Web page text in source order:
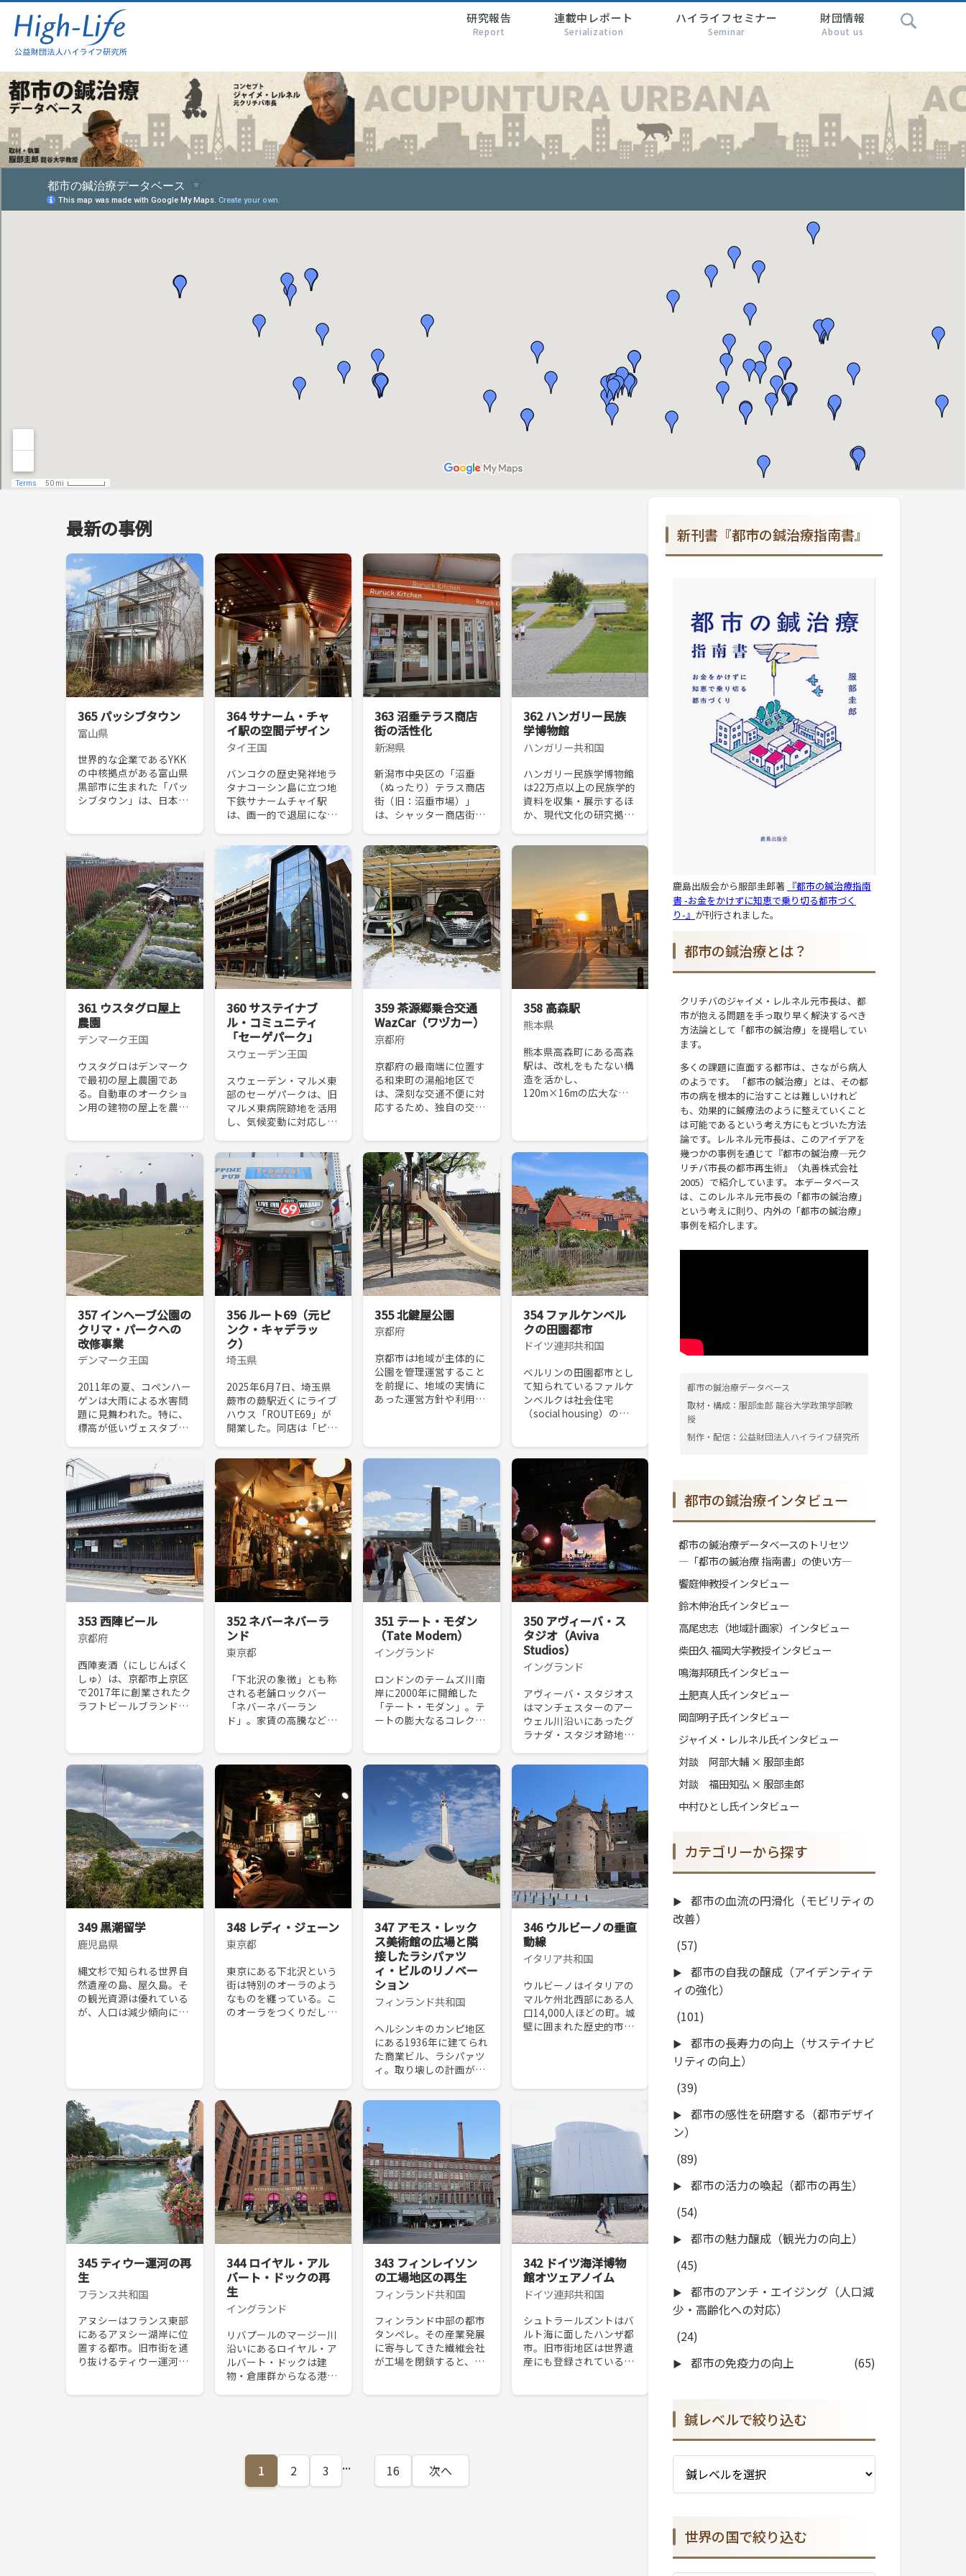
研究報告
Report
連載中レポート
Serialization
ハイライフセミナー
Seminar
財団情報
About us
最新の事例
365 パッシブタウン
富山県
世界的な企業であるYKK
の中核拠点がある富山県
黒部市に生まれた「パッ
シブタウン」は、日本で
を、企業の意志で実現さ
せた。YKKは施主・地
主...
364 サナーム・チャ
イ駅の空間デザイン
タイ王国
バンコクの歴史発祥地ラ
タナコーシン島に立つ地
下鉄サナームチャイ駅
は、画一的で退屈になり
地の記憶が宿る「ハレ」
の場へと一変させた。タ
イ伝統建築の研究者ピン
ヨー・スワンキリはチャ
クリ...
363 沼垂テラス商店
街の活性化
新潟県
新潟市中央区の「沼垂
（ぬったり）テラス商店
街（旧：沼垂市場）」
は、シャッター商店街と
が、不死鳥のように再生
を遂げた。きっかけは、
居酒屋を営む田村寛氏が
市場の長屋を借り、ソフ
トクリ...
362 ハンガリー民族
学博物館
ハンガリー共和国
ハンガリー民族学博物館
は22万点以上の民族学的
資料を収集・展示するほ
か、現代文化の研究拠点
の中に建つ、あたかも地
ようなシンボル性の極め
て高い建築。強烈なラ
361 ウスタグロ屋上
農園
デンマーク王国
ウスタグロはデンマーク
で最初の屋上農園であ
る。自動車のオークショ
ン用の建物の屋上を農園
などが育てられているほ
か、温室やミツバチの巣
箱など...
360 サステイナブ
ル・コミュニティ
「セーゲパーク」
スウェーデン王国
スウェーデン・マルメ東
部のセーゲパークは、旧
マルメ東病院跡地を活用
し、気候変動に対応した
生エネルギー活用や雨水
再利用、生活道具のシェ
ア、都市農業など、多面
的...
359 茶源郷乗合交通
WazCar（ワヅカー）
京都府
京都府の最南端に位置す
る和束町の湯船地区で
は、深刻な交通不便に対
応するため、独自の交通
ー）」が導入された。そ
の背景には高齢者率
49.8%の町で免許...
358 高森駅
熊本県
熊本県高森町にある高森
駅は、改札をもたない構
造を活かし、
120m×16mの広大なプ
ロッコ列車の体験の強
化、地域交...
357 インヘーブ公園の
クリマ・パークへの
改修事業
デンマーク王国
2011年の夏、コペンハー
ゲンは大雨による水害問
題に見舞われた。特に、
標高が低いヴェスタブロ
じ、被害額も膨大なもの
となった。これは単発的
な水害というよりも地球
温暖化の影響が大きく...
356 ルート69（元ピ
ンク・キャデラッ
ク）
埼玉県
2025年6月7日、埼玉県
蕨市の蕨駅近くにライブ
ハウス「ROUTE69」が
開業した。同店は「ピン
「ハニーフラッシュ」の
系譜を継ぎ、日本でも稀
有な“客同士によるロッ
ク・セッション”文...
355 北鍵屋公園
京都府
京都市は地域が主体的に
公園を管理運営すること
を前提に、地域の実情に
あった運営方針や利用ル
354 ファルケンベル
クの田園都市
ドイツ連邦共和国
ベルリンの田園都市とし
て知られているファルケ
ンベルクは社会住宅
（social housing）の初
地を目指し、当時まだ無
名であった...
353 西陣ビール
京都府
西陣麦酒（にしじんばく
しゅ）は、京都市上京区
で2017年に創業されたク
ラフトビールブランド。
理、上質の味や香りの...
352 ネバーネバーラ
ンド
東京都
「下北沢の象徴」とも称
される老舗ロックバー
「ネバーネバーラン
ド」。家賃の高騰などで
だ。「下北沢に恩義があ
る」と語る下平氏は下北
沢のプ...
351 テート・モダン
（Tate Modern）
イングランド
ロンドンのテームズ川南
岸に2000年に開館した
「テート・モダン」。テ
ートの膨大なるコレクシ
館者数は4,000万人を超
え、ロンドンへの...
350 アヴィーバ・ス
タジオ（Aviva
Studios）
イングランド
アヴィーバ・スタジオス
はマンチェスターのアー
ウェル川沿いにあったグ
ラナダ・スタジオ跡地に
楽、芸術を包含した文化
ターはミュージシャンを
輩出するという観点で...
349 黒潮留学
鹿児島県
縄文杉で知られる世界自
然遺産の島、屋久島。そ
の観光資源は優れている
が、人口は減少傾向にあ
れる...
348 レディ・ジェーン
東京都
東京にある下北沢という
街は特別のオーラのよう
なものを纏っている。こ
のオーラをつくりだして
347 アモス・レック
ス美術館の広場と隣
接したラシパァツ
ィ・ビルのリノベー
ション
フィンランド共和国
ヘルシンキのカンピ地区
にある1936年に建てられ
た商業ビル、ラシパァツ
ィ。取り壊しの計画が持
このビルはアモス・レッ
クス美術館として生...
346 ウルビーノの垂直
動線
イタリア共和国
ウルビーノはイタリアの
マルケ州北西部にある人
口14,000人ほどの町。城
壁に囲まれた歴史的市街
345 ティウー運河の再
生
フランス共和国
アヌシーはフランス東部
にあるアヌシー湖岸に位
置する都市。旧市街を通
り抜けるティウー運河は
344 ロイヤル・アル
バート・ドックの再
生
イングランド
リバプールのマージー川
沿いにあるロイヤル・ア
ルバート・ドックは建
物・倉庫群からなる港湾
343 フィンレイソン
の工場地区の再生
フィンランド共和国
フィンランド中部の都市
タンペレ。その産業発展
に寄与してきた繊維会社
が工場を閉鎖すると、都
342 ドイツ海洋博物
館オツェアノイム
ドイツ連邦共和国
シュトラールズントはバ
ルト海に面したハンザ都
市。旧市街地区は世界遺
産にも登録されている。
1 2 3 ... 16 次へ
新刊書『都市の鍼治療指南書』
鹿島出版会から服部圭郎著 『都市の鍼治療指南
書 -お金をかけずに知恵で乗り切る都市づく
り-』 が刊行されました。
都市の鍼治療とは？
クリチバのジャイメ・レルネル元市長は、都
市が抱える問題を手っ取り早く解決するべき
方法論として「都市の鍼治療」を提唱してい
ます。
多くの課題に直面する都市は、さながら病人
のようです。 「都市の鍼治療」とは、その都
市の病を根本的に治すことは難しいけれど
も、効果的に鍼療法のように整えていくこと
は可能であるという考え方にもとづいた方法
論です。レルネル元市長は、このアイデアを
幾つかの事例を通じて『都市の鍼治療―元ク
リチバ市長の都市再生術』（丸善株式会社
2005）で紹介しています。 本データベース
は、このレルネル元市長の「都市の鍼治療」
という考えに則り、内外の「都市の鍼治療」
事例を紹介します。
都市の鍼治療データベース
取材・構成：服部圭郎 龍谷大学政策学部教
授
制作・配信：公益財団法人ハイライフ研究所
都市の鍼治療インタビュー
都市の鍼治療データベースのトリセツ
―「都市の鍼治療 指南書」の使い方―
饗庭伸教授インタビュー
鈴木伸治氏インタビュー
高尾忠志（地域計画家）インタビュー
柴田久 福岡大学教授インタビュー
鳴海邦碩氏インタビュー
土肥真人氏インタビュー
岡部明子氏インタビュー
ジャイメ・レルネル氏インタビュー
対談 阿部大輔 × 服部圭郎
対談 福田知弘 × 服部圭郎
中村ひとし氏インタビュー
カテゴリーから探す
都市の血流の円滑化（モビリティの
改善）
(57)
都市の自我の醸成（アイデンティテ
ィの強化）
(101)
都市の長寿力の向上（サステイナビ
リティの向上）
(39)
都市の感性を研磨する（都市デザイ
ン）
(89)
都市の活力の喚起（都市の再生）
(54)
都市の魅力醸成（観光力の向上）
(45)
都市のアンチ・エイジング（人口減
少・高齢化への対応）
(24)
都市の免疫力の向上
(65)
鍼レベルで絞り込む
世界の国で絞り込む